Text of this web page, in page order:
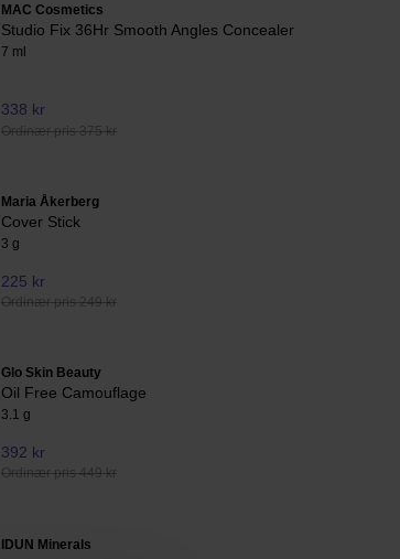
MAC Cosmetics
Studio Fix 36Hr Smooth Angles Concealer
7 ml
338 kr
Ordinær pris 375 kr
Maria Åkerberg
Cover Stick
3 g
225 kr
Ordinær pris 249 kr
Glo Skin Beauty
Oil Free Camouflage
3.1 g
392 kr
Ordinær pris 449 kr
IDUN Minerals